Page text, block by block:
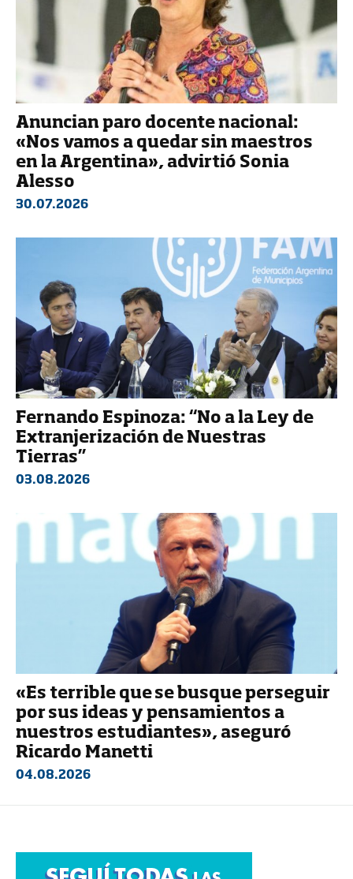
Anuncian paro docente nacional:
«Nos vamos a quedar sin maestros
en la Argentina», advirtió Sonia
Alesso
30.07.2026
Fernando Espinoza: “No a la Ley de
Extranjerización de Nuestras
Tierras”
03.08.2026
«Es terrible que se busque perseguir
por sus ideas y pensamientos a
nuestros estudiantes», aseguró
Ricardo Manetti
04.08.2026